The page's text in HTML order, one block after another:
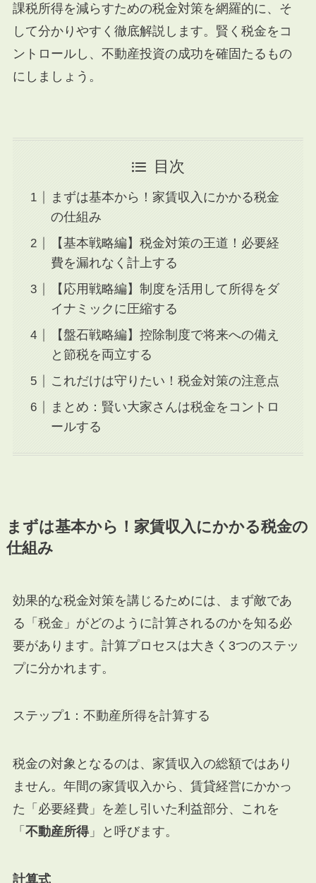
課税所得を減らすための税金対策を網羅的に、そ
して分かりやすく徹底解説します。賢く税金をコ
ントロールし、不動産投資の成功を確固たるもの
にしましょう。
目次
まずは基本から！家賃収入にかかる税金
の仕組み
【基本戦略編】税金対策の王道！必要経
費を漏れなく計上する
【応用戦略編】制度を活用して所得をダ
イナミックに圧縮する
【盤石戦略編】控除制度で将来への備え
と節税を両立する
これだけは守りたい！税金対策の注意点
まとめ：賢い大家さんは税金をコントロ
ールする
まずは基本から！家賃収入にかかる税金の
仕組み
効果的な税金対策を講じるためには、まず敵であ
る「税金」がどのように計算されるのかを知る必
要があります。計算プロセスは大きく3つのステッ
プに分かれます。
ステップ1：不動産所得を計算する
税金の対象となるのは、家賃収入の総額ではあり
ません。年間の家賃収入から、賃貸経営にかかっ
た「必要経費」を差し引いた利益部分、これを
「 不動産所得」と呼びます。
計算式